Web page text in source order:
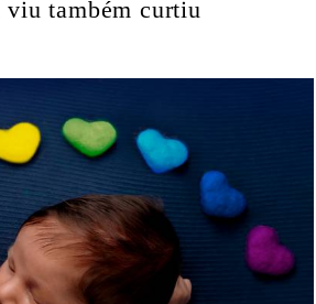
viu também curtiu